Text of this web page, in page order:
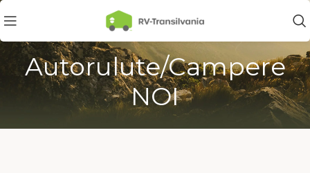
Autorulute/Campere
NOI